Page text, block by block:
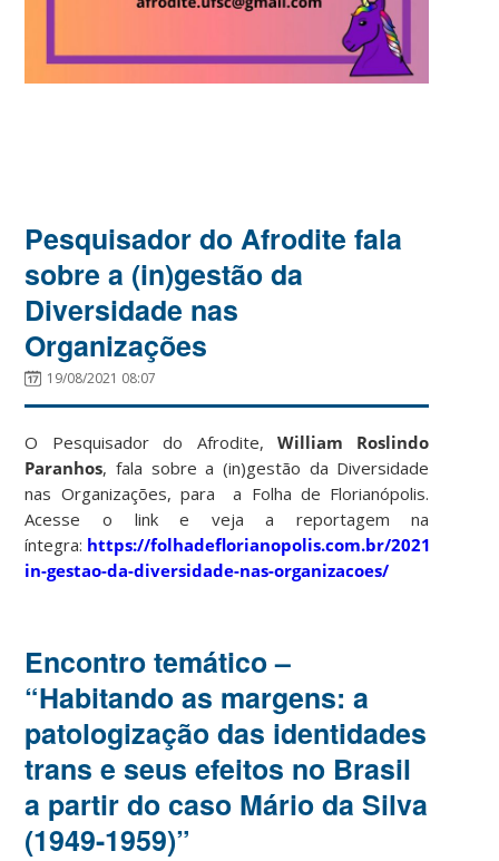
Pesquisador do Afrodite fala
sobre a (in)gestão da
Diversidade nas
Organizações
19/08/2021 08:07
O Pesquisador do Afrodite, William Roslindo
Paranhos, fala sobre a (in)gestão da Diversidade
nas Organizações, para a Folha de Florianópolis.
Acesse o link e veja a reportagem na
íntegra: https://folhadeflorianopolis.com.br/2021/08/18/
in-gestao-da-diversidade-nas-organizacoes/
Encontro temático –
“Habitando as margens: a
patologização das identidades
trans e seus efeitos no Brasil
a partir do caso Mário da Silva
(1949-1959)”